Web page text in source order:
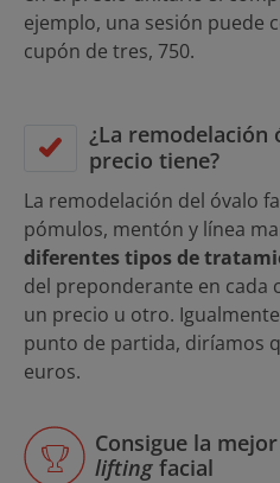
ejemplo, una sesión puede
cupón de tres, 750.
¿La remodelación
precio tiene?
La remodelación del óvalo
pómulos, mentón y línea
diferentes tipos de
del preponderante en cada
un precio u otro.
punto de partida, diríamos
euros.
Consigue la
lifting facial